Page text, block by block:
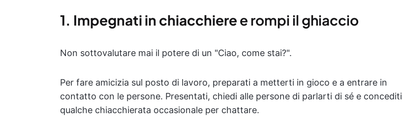
1. Impegnati in chiacchiere e rompi il ghiaccio
Non sottovalutare mai il potere di un "Ciao, come stai?".
Per fare amicizia sul posto di lavoro, preparati a metterti in gioco e a entrare in
contatto con le persone. Presentati, chiedi alle persone di parlarti di sé e concediti
qualche chiacchierata occasionale per chattare.